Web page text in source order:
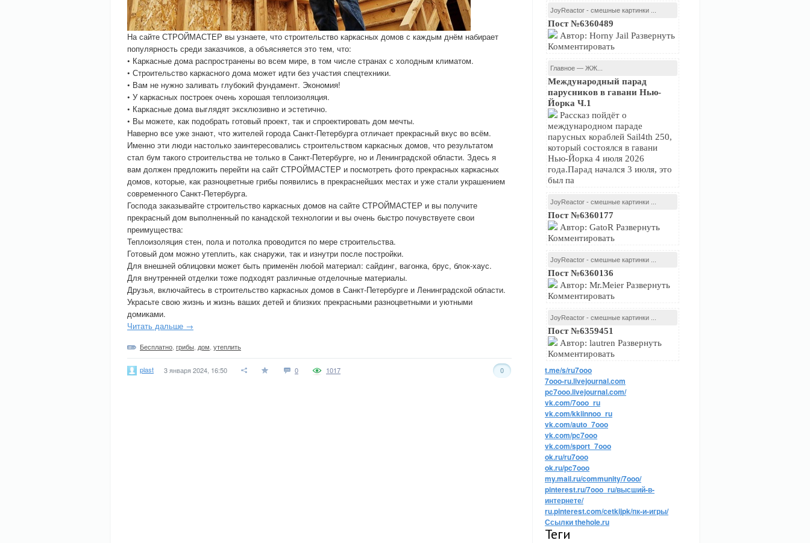
JoyReactor - смешные картинки ...
Пост №6360489
Автор: Horny Jail Развернуть
Комментировать
Главное — ЖЖ...
Международный парад
парусников в гавани Нью-
Йорка Ч.1
Рассказ пойдёт о
международном параде
парусных кораблей Sail4th 250,
который состоялся в гавани
Нью-Йорка 4 июля 2026
года.Парад начался 3 июля, это
был па
JoyReactor - смешные картинки ...
Пост №6360177
Автор: GatoR Развернуть
Комментировать
JoyReactor - смешные картинки ...
Пост №6360136
Автор: Mr.Meier Развернуть
Комментировать
JoyReactor - смешные картинки ...
Пост №6359451
Автор: lautren Развернуть
Комментировать
t.me/s/ru7ooo
7ooo-ru.livejournal.com
pc7ooo.livejournal.com/
vk.com/7ooo_ru
vk.com/kkiinnoo_ru
vk.com/auto_7ooo
vk.com/pc7ooo
vk.com/sport_7ooo
ok.ru/ru7ooo
ok.ru/pc7ooo
my.mail.ru/community/7ooo/
pinterest.ru/7ooo_ru/высший-в-
интернете/
ru.pinterest.com/cetkijpk/пк-и-игры/
Ссылки thehole.ru
Теги
На сайте СТРОЙМАСТЕР вы узнаете, что строительство каркасных домов с каждым днём набирает
популярность среди заказчиков, а объясняется это тем, что:
• Каркасные дома распространены во всем мире, в том числе странах с холодным климатом.
• Строительство каркасного дома может идти без участия спецтехники.
• Вам не нужно заливать глубокий фундамент. Экономия!
• У каркасных построек очень хорошая теплоизоляция.
• Каркасные дома выглядят эксклюзивно и эстетично.
• Вы можете, как подобрать готовый проект, так и спроектировать дом мечты.
Наверно все уже знают, что жителей города Санкт-Петербурга отличает прекрасный вкус во всём.
Именно эти люди настолько заинтересовались строительством каркасных домов, что результатом
стал бум такого строительства не только в Санкт-Петербурге, но и Ленинградской области. Здесь я
вам должен предложить перейти на сайт СТРОЙМАСТЕР и посмотреть фото прекрасных каркасных
домов, которые, как разноцветные грибы появились в прекраснейших местах и уже стали украшением
современного Санкт-Петербурга.
Господа заказывайте строительство каркасных домов на сайте СТРОЙМАСТЕР и вы получите
прекрасный дом выполненный по канадской технологии и вы очень быстро почувствуете свои
преимущества:
Теплоизоляция стен, пола и потолка проводится по мере строительства.
Готовый дом можно утеплить, как снаружи, так и изнутри после постройки.
Для внешней облицовки может быть применён любой материал: сайдинг, вагонка, брус, блок-хаус.
Для внутренней отделки тоже подходят различные отделочные материалы.
Друзья, включайтесь в строительство каркасных домов в Санкт-Петербурге и Ленинградской области.
Украсьте свою жизнь и жизнь ваших детей и близких прекрасными разноцветными и уютными
домиками.
Читать дальше →
Бесплатно грибы дом утеплить
plast 3 января 2024, 16:50 0 0
1017